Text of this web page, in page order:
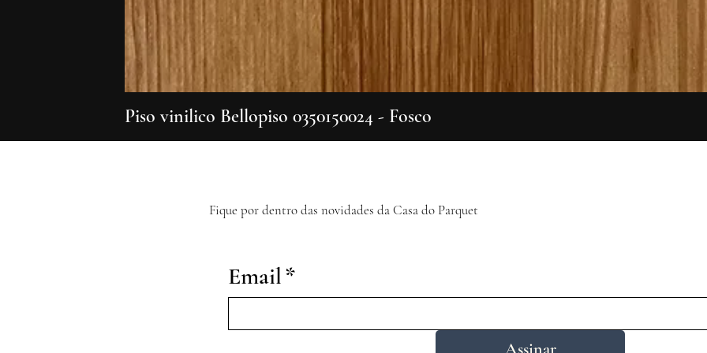
Piso vinilico Bellopiso 0350150024 - Fosco
Email*
Fique por dentro das novidades da Casa do Parquet